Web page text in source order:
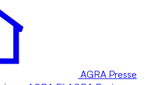
AGRA Presse